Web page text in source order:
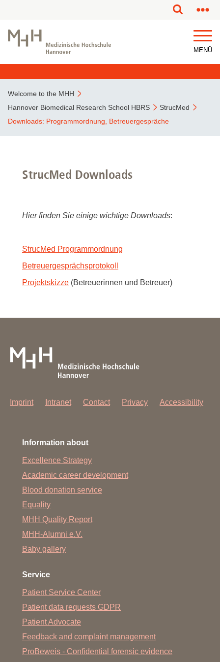
MENÜ
Welcome to the MHH
Hannover Biomedical Research School HBRS
StrucMed
Downloads: Programmordnung, Betreuergespräche
StrucMed Downloads
Hier finden Sie einige wichtige Downloads:
StrucMed Programmordnung
Betreuergesprächsprotokoll
Projektskizze (Betreuerinnen und Betreuer)
Imprint Intranet Contact Privacy Accessibility
Information about
Excellence Strategy
Academic career development
Blood donation service
Equality
MHH Quality Report
MHH-Alumni e.V.
Baby gallery
Service
Patient Service Center
Patient data requests GDPR
Patient Advocate
Feedback and complaint management
ProBeweis - Confidential forensic evidence